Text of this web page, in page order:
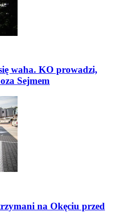
waha. KO prowadzi,
Sejmem
na Okęciu przed